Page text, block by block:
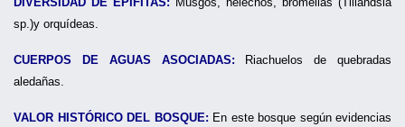
sp.)y orquídeas.
CUERPOS DE AGUAS ASOCIADAS: Riachuelos de quebradas
aledañas.
VALOR HISTÓRICO DEL BOSQUE: En este bosque según evidencias